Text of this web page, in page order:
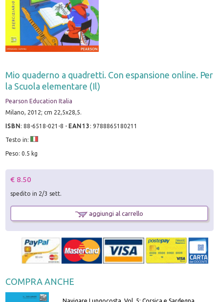
Mio quaderno a quadretti. Con espansione online. Per
la Scuola elementare (Il)
Pearson Education Italia
Milano, 2012; cm 22,5x28,5.
ISBN:88-6518-021-8 - EAN13 :9788865180211
Testo in:
Peso: 0.5 kg
€ 8.50
spedito in 2/3 sett.
aggiungi al carrello
COMPRA ANCHE
Navigare Lungocosta. Vol. 5: Corsica e Sardegna